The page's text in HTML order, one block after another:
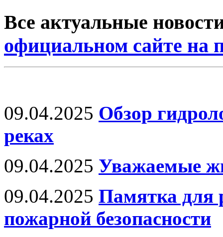
Все актуальные
официальном сайте
09.04.2025 Обзор
реках
09.04.2025 Уважаемые
09.04.2025 Памятка для
пожарной безопасности